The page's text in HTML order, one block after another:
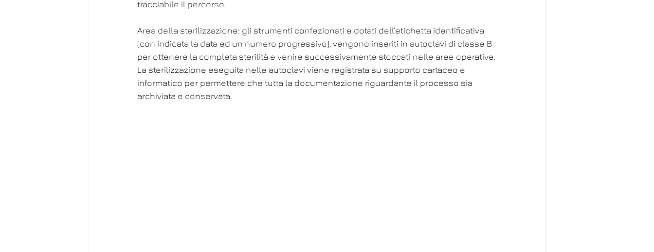
tracciabile il percorso.
Area della sterilizzazione: gli strumenti confezionati e dotati dell’etichetta identificativa
(con indicata la data ed un numero progressivo), vengono inseriti in autoclavi di classe B
per ottenere la completa sterilità e venire successivamente stoccati nelle aree operative.
La sterilizzazione eseguita nelle autoclavi viene registrata su supporto cartaceo e
informatico per permettere che tutta la documentazione riguardante il processo sia
archiviata e conservata.